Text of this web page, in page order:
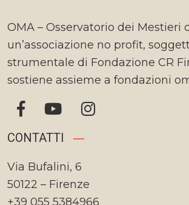
OMA – Osservatorio dei Mestieri
un’associazione no profit,
strumentale di Fondazione CR
sostiene assieme a fondazioni
CONTATTI
Via Bufalini, 6
50122 – Firenze
+39 055 5384966